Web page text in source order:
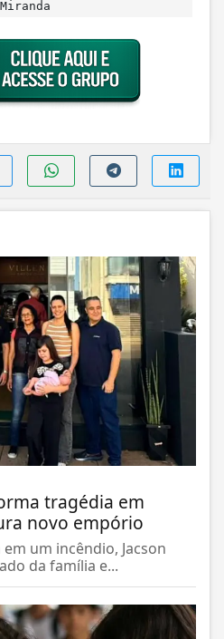
tragédia em
novo empório
um incêndio, Jacson
da família e...